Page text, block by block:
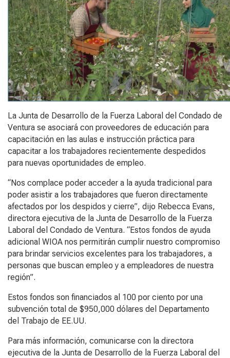
La Junta de Desarrollo de la Fuerza Laboral del Condado de
Ventura se asociará con proveedores de educación para
capacitación en las aulas e instrucción práctica para
capacitar a los trabajadores recientemente despedidos
para nuevas oportunidades de empleo.
“Nos complace poder acceder a la ayuda tradicional para
poder asistir a los trabajadores que fueron directamente
afectados por los despidos y cierre”, dijo Rebecca Evans,
directora ejecutiva de la Junta de Desarrollo de la Fuerza
Laboral del Condado de Ventura. “Estos fondos de ayuda
adicional WIOA nos permitirán cumplir nuestro compromiso
para brindar servicios excelentes para los trabajadores, a
personas que buscan empleo y a empleadores de nuestra
región”.
Estos fondos son financiados al 100 por ciento por una
subvención total de $950,000 dólares del Departamento
del Trabajo de EE.UU.
Para más información, comunicarse con la directora
ejecutiva de la Junta de Desarrollo de la Fuerza Laboral del